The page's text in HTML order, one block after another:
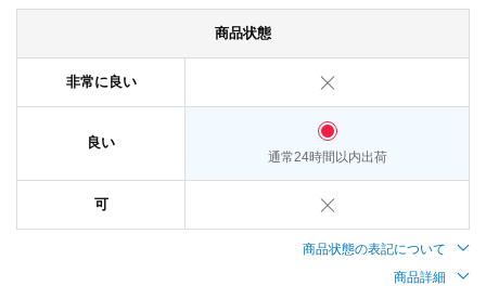
商品状態
非常に良い
良い
通常24時間以内出荷
可
商品状態の表記について
商品詳細